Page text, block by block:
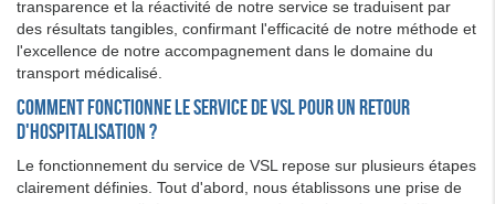
transparence et la réactivité de notre service se traduisent par
des résultats tangibles, confirmant l'efficacité de notre méthode et
l'excellence de notre accompagnement dans le domaine du
transport médicalisé.
Comment fonctionne le service de VSL pour un retour
d'hospitalisation ?
Le fonctionnement du service de VSL repose sur plusieurs étapes
clairement définies. Tout d'abord, nous établissons une prise de